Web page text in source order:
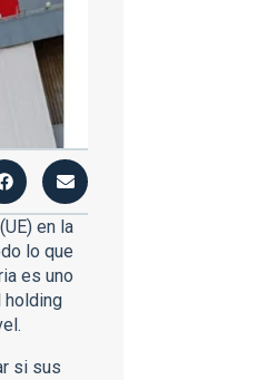
en la
lo que
es uno
holding
si sus